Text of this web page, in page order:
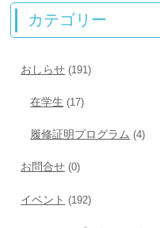
カテゴリー
おしらせ (191)
在学生 (17)
履修証明プログラム (4)
お問合せ (0)
イベント (192)